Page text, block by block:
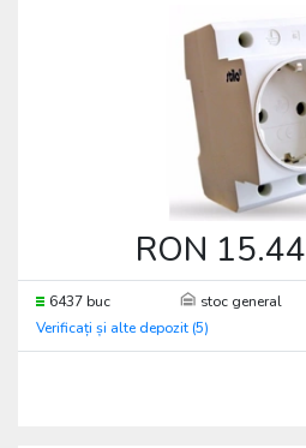
RON 15.44
6437 buc stoc general
Verificați și alte depozit (5)